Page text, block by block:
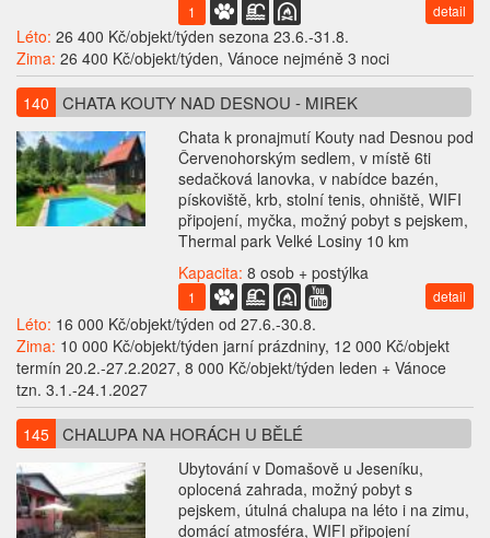
1 detail
Léto: 26 400 Kč/objekt/týden sezona 23.6.-31.8.
Zima: 26 400 Kč/objekt/týden, Vánoce nejméně 3 noci
140 CHATA KOUTY NAD DESNOU - MIREK
Chata k pronajmutí Kouty nad Desnou pod
Červenohorským sedlem, v místě 6ti
sedačková lanovka, v nabídce bazén,
pískoviště, krb, stolní tenis, ohniště, WIFI
připojení, myčka, možný pobyt s pejskem,
Thermal park Velké Losiny 10 km
Kapacita: 8 osob + postýlka
1 detail
Léto: 16 000 Kč/objekt/týden od 27.6.-30.8.
Zima: 10 000 Kč/objekt/týden jarní prázdniny, 12 000 Kč/objekt
termín 20.2.-27.2.2027, 8 000 Kč/objekt/týden leden + Vánoce
tzn. 3.1.-24.1.2027
145 CHALUPA NA HORÁCH U BĚLÉ
Ubytování v Domašově u Jeseníku,
oplocená zahrada, možný pobyt s
pejskem, útulná chalupa na léto i na zimu,
domácí atmosféra, WIFI připojení